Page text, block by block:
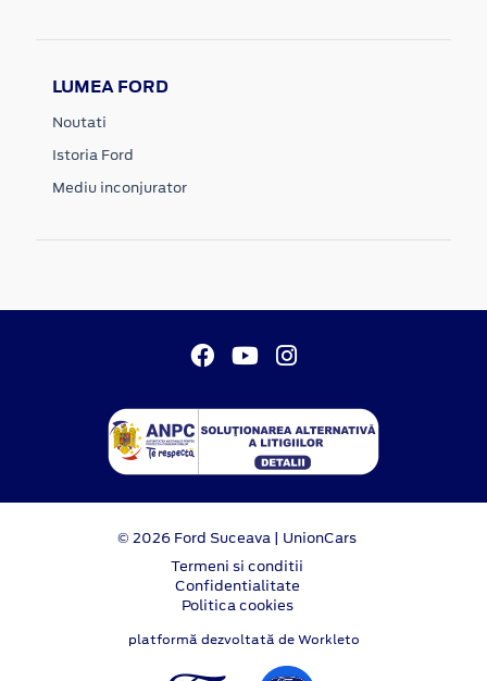
LUMEA FORD
Noutati
Istoria Ford
Mediu inconjurator
© 2026 Ford Suceava | UnionCars
Termeni si conditii
Confidentialitate
Politica cookies
platformă dezvoltată de Workleto